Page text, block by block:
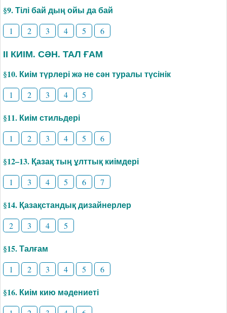
§9. Тілі бай дың ойы да бай
1 2 3 4 5 6
ІІ КИІМ. СӘН. ТАЛ ҒАМ
§10. Киім түрлері жә не сән туралы түсінік
1 2 3 4 5
§11. Киім стильдері
1 2 3 4 5 6
§12–13. Қазақ тың ұлттық киімдері
1 3 4 5 6 7
§14. Қазақстандық дизайнерлер
2 3 4 5
§15. Талғам
1 2 3 4 5 6
§16. Киім кию мәдениеті